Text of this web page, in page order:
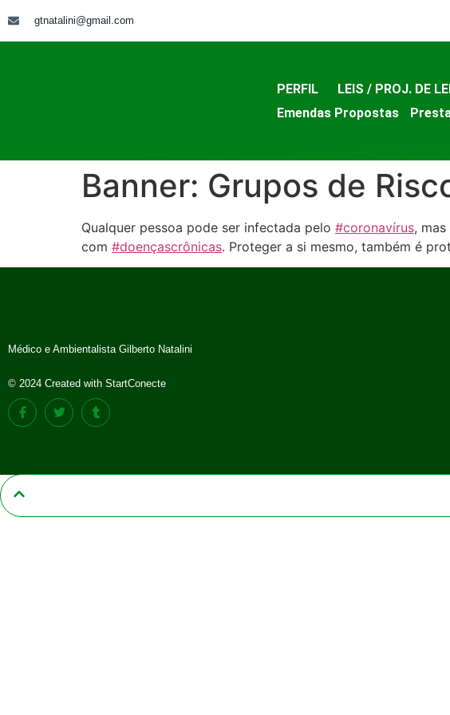
gtnatalini@gmail.com
PERFIL LEIS / PROJ. DE
Emendas Propostas
Banner: Grupos de
Qualquer pessoa pode ser infectada pelo #coronavírus,
com #doençascrônicas. Proteger a si mesmo, também é
Médico e Ambientalista Gilberto Natalini
© 2024 Created with StartConecte